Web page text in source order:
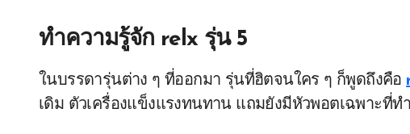
ทำความรู้จัก relx รุ่น 5
ในบรรดารุ่นต่าง ๆ ที่ออกมา รุ่นที่ฮิตจนใคร ๆ ก็พูดถึงคือ
เดิม ตัวเครื่องแข็งแรงทนทาน แถมยังมีหัวพอตเฉพาะที่